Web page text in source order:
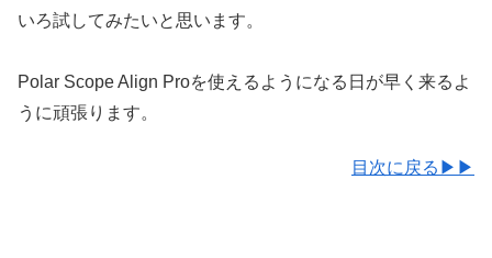
いろ試してみたいと思います。
Polar Scope Align Proを使えるようになる日が早く来るよ
うに頑張ります。
目次に戻る▶▶